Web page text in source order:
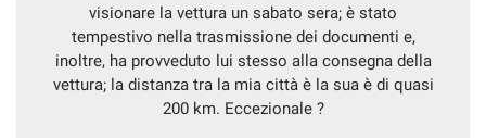
visionare la vettura un sabato sera; è stato
tempestivo nella trasmissione dei documenti e,
inoltre, ha provveduto lui stesso alla consegna della
vettura; la distanza tra la mia città è la sua è di quasi
200 km. Eccezionale ?